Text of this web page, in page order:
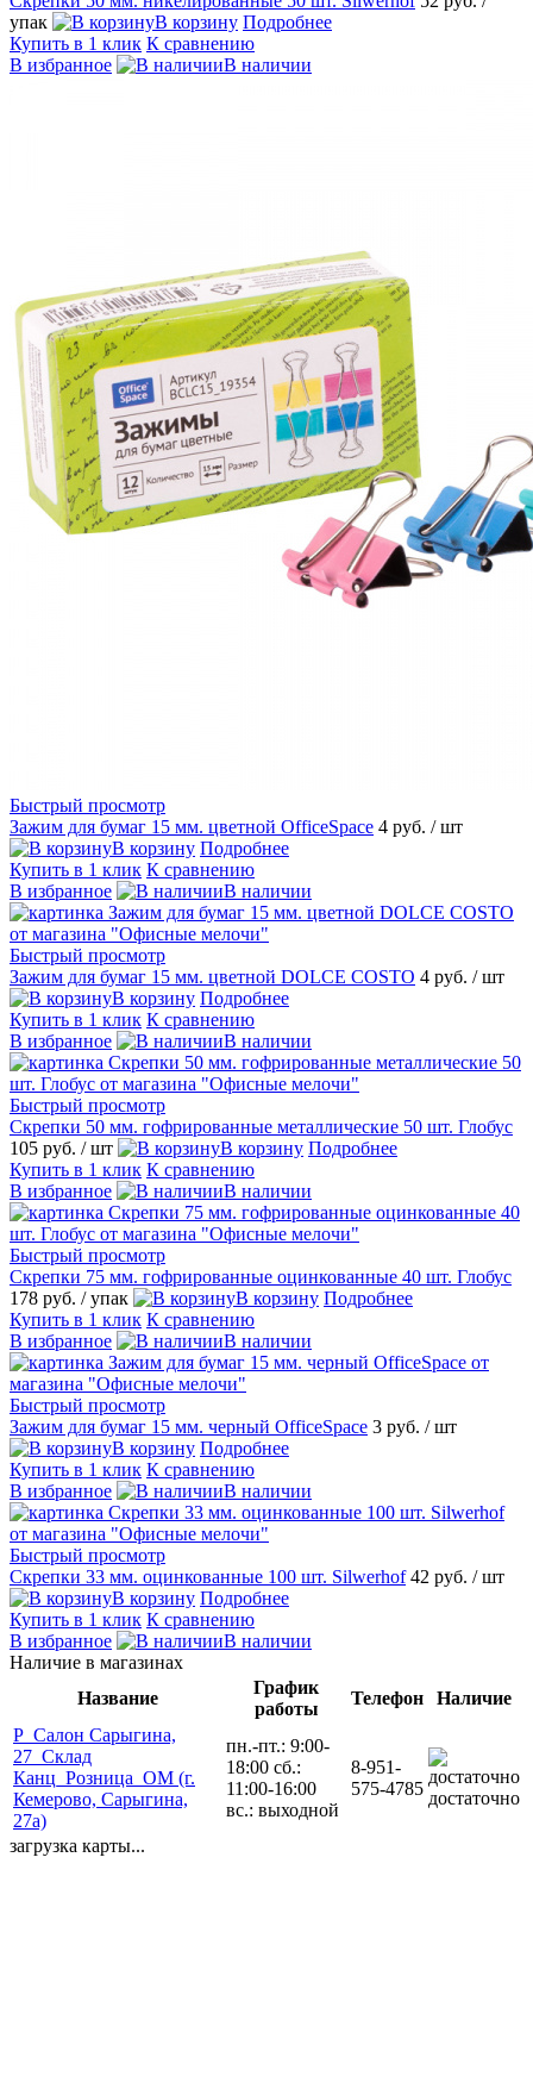
упак
В корзину Подробнее
Купить в 1 клик К сравнению
В избранное
В наличии
Быстрый просмотр
Зажим для бумаг 15 мм. цветной OfficeSpace 4 руб. / шт
В корзину Подробнее
Купить в 1 клик К сравнению
В избранное
В наличии
Быстрый просмотр
Зажим для бумаг 15 мм. цветной DOLCE COSTO 4 руб. / шт
В корзину Подробнее
Купить в 1 клик К сравнению
В избранное
В наличии
Быстрый просмотр
Скрепки 50 мм. гофрированные металлические 50 шт. Глобус
105 руб. / шт В корзину Подробнее
Купить в 1 клик К сравнению
В избранное
В наличии
Быстрый просмотр
Скрепки 75 мм. гофрированные оцинкованные 40 шт. Глобус
178 руб. / упак В корзину Подробнее
Купить в 1 клик К сравнению
В избранное
В наличии
Быстрый просмотр
Зажим для бумаг 15 мм. черный OfficeSpace 3 руб. / шт
В корзину Подробнее
Купить в 1 клик К сравнению
В избранное
В наличии
Быстрый просмотр
Скрепки 33 мм. оцинкованные 100 шт. Silwerhof 42 руб. / шт
В корзину Подробнее
Купить в 1 клик К сравнению
В избранное
В наличии
Наличие в магазинах
Название
График
работы
Телефон
Наличие
Р_Салон Сарыгина,
27_Склад
Канц_Розница_ОМ (г.
Кемерово, Сарыгина,
27а)
пн.-пт.: 9:00-
18:00 сб.:
11:00-16:00
вс.: выходной
8-951-
575-4785 достаточно
загрузка карты...